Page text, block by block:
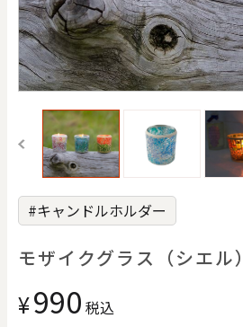
価格で探す
クリア
色で探す
#キャンドルホルダー
モザイクグラス（シエル）
¥990 税込